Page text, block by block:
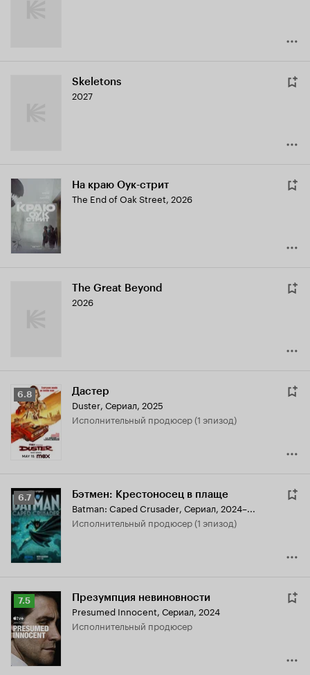
Skeletons
2027
На краю Оук-стрит
The End of Oak Street, 2026
The Great Beyond
2026
Рейтинг
Кинопоиска
6.8
6.8 Дастер
Duster, Сериал, 2025
исполнительный продюсер (1 эпизод)
Рейтинг
Кинопоиска
6.7
6.7 Бэтмен: Крестоносец в плаще
Batman: Caped Crusader, Сериал, 2024–...
исполнительный продюсер (1 эпизод)
Рейтинг
Кинопоиска
7.5
7.5 Презумпция невиновности
Presumed Innocent, Сериал, 2024
исполнительный продюсер